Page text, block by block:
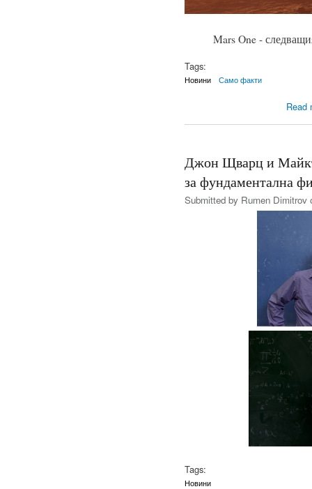
Mars One -
Tags:
Новини Само факти
Read
Джон Щварц и
за фундаментална
Submitted by Rumen Dimitrov
Tags:
Новини